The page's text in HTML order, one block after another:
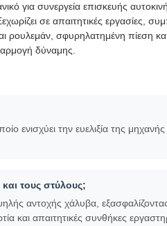
για συνεργεία επισκευής
σε απαιτητικές εργασίες,
σφυρηλατημένη πίεση και
δύναμης.
ενισχύει την ευελιξία της μηχανής
τους στύλους;
αντοχής χάλυβα,
και απαιτητικές συνθήκες